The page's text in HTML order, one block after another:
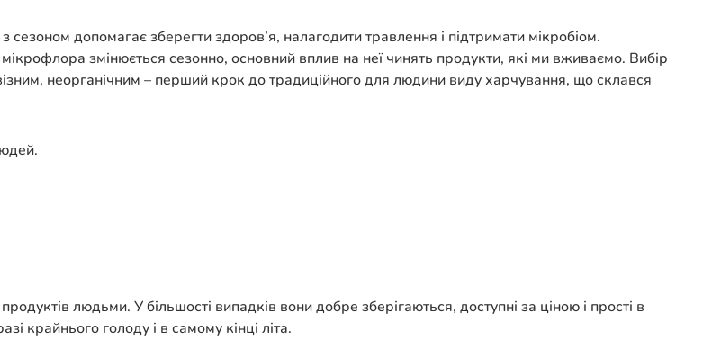
допомагає зберегти здоров’я, налагодити травлення і підтримати мікробіом.
змінюється сезонно, основний вплив на неї чинять продукти, які ми вживаємо. Вибір
неорганічним – перший крок до традиційного для людини виду харчування, що склався
людьми. У більшості випадків вони добре зберігаються, доступні за ціною і прості в
крайнього голоду і в самому кінці літа.